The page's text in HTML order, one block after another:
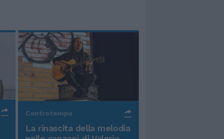
Controtempo
La rinascita della melodia